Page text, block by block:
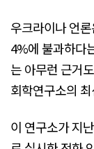
우크라이나 언
4%에 불과하다
는 아무런 근거
회학연구소의
이 연구소가 지